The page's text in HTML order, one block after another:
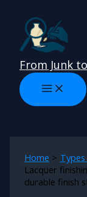
content
From Junk
Home
Lacquer
durable finish